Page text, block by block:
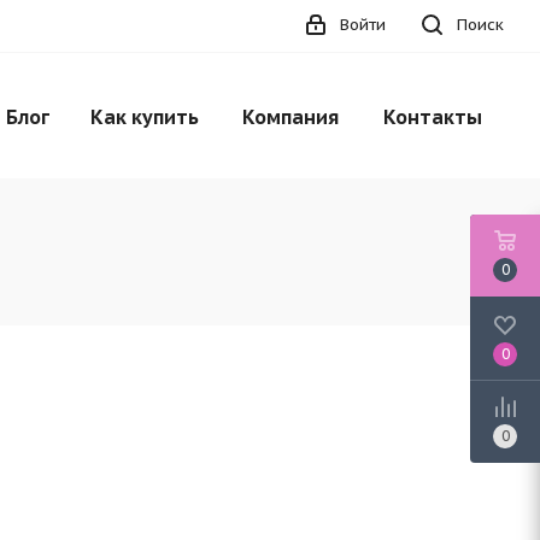
Поиск
Войти
Блог Как купить Компания Контакты
0
0
0